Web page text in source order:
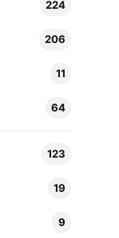
224
206
11
64
123
19
9